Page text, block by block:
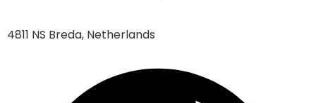
4811 NS Breda, Netherlands